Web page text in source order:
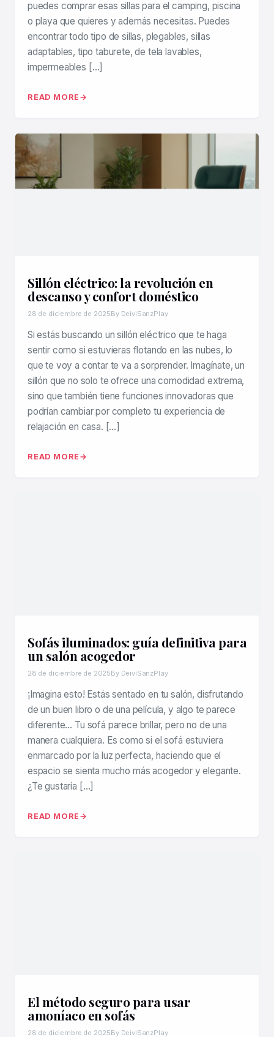
puedes comprar esas sillas para el camping, piscina
o playa que quieres y además necesitas. Puedes
encontrar todo tipo de sillas, plegables, sillas
adaptables, tipo taburete, de tela lavables,
impermeables […]
READ MORE
Sillón eléctrico: la revolución en
descanso y confort doméstico
28 de diciembre de 2025By DeiviSanzPlay
Si estás buscando un sillón eléctrico que te haga
sentir como si estuvieras flotando en las nubes, lo
que te voy a contar te va a sorprender. Imagínate, un
sillón que no solo te ofrece una comodidad extrema,
sino que también tiene funciones innovadoras que
podrían cambiar por completo tu experiencia de
relajación en casa. […]
READ MORE
Sofás iluminados: guía definitiva para
un salón acogedor
28 de diciembre de 2025By DeiviSanzPlay
¡Imagina esto! Estás sentado en tu salón, disfrutando
de un buen libro o de una película, y algo te parece
diferente… Tu sofá parece brillar, pero no de una
manera cualquiera. Es como si el sofá estuviera
enmarcado por la luz perfecta, haciendo que el
espacio se sienta mucho más acogedor y elegante.
¿Te gustaría […]
READ MORE
El método seguro para usar
amoníaco en sofás
28 de diciembre de 2025By DeiviSanzPlay